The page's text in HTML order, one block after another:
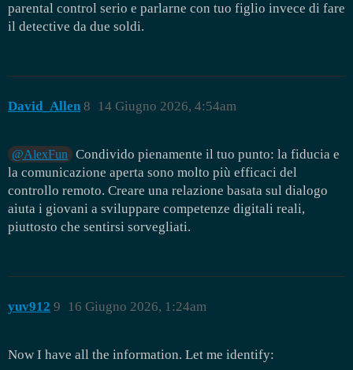
parental control serio e parlarne con tuo figlio invece di fare
il detective da due soldi.
David_Allen 14 Giugno 2026, 4:54am
8
@AlexFun Condivido pienamente il tuo punto: la fiducia e
la comunicazione aperta sono molto più efficaci del
controllo remoto. Creare una relazione basata sul dialogo
aiuta i giovani a sviluppare competenze digitali reali,
piuttosto che sentirsi sorvegliati.
yuv912 16 Giugno 2026, 1:24am
9
Now I have all the information. Let me identify: